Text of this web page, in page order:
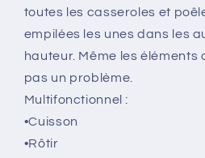
toutes les casseroles et
empilées les unes dans les
hauteur. Même les éléments
pas un problème.
Multifonctionnel :
•Cuisson
•Rôtir